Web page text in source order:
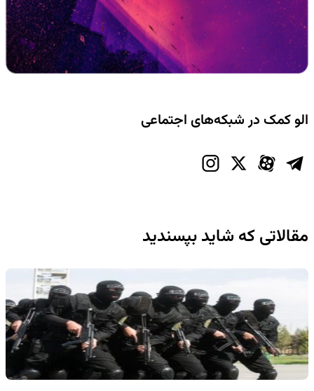
الو کمک در شبکه‌های اجتماعی
مقالاتی که شاید بپسندید